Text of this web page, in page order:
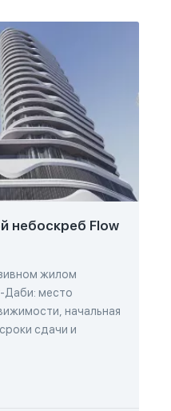
небоскреб Flow
жилом
Даби: место
начальная
сдачи и